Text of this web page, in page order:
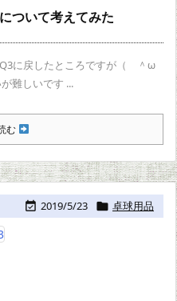
ついて考えてみた
に戻したところですが（ ＾ω
難しいです ...
む
 2019/5/23  卓球用品